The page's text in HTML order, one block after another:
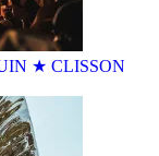
★ CLISSON